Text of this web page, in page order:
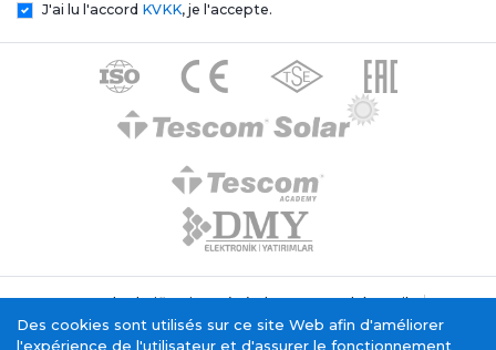
J'ai lu l'accord KVKK, je l'accepte.
Texte de clarification générale Tescom Elektronik
Politique relative aux cookies
Service de la société de l'information
Des cookies sont utilisés sur ce site Web afin d'améliorer
l'expérience de l'utilisateur et d'assurer le fonctionnement